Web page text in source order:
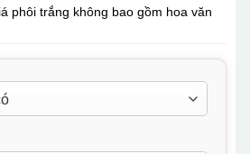
phôi trắng không bao gồm hoa văn